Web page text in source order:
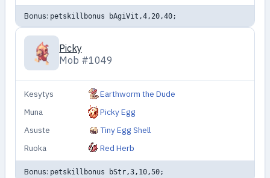
Bonus: petskillbonus bAgiVit,4,20,40;
Picky
Mob #1049
Kesytys
Earthworm the Dude
Muna
Picky Egg
Asuste
Tiny Egg Shell
Ruoka
Red Herb
Bonus: petskillbonus bStr,3,10,50;